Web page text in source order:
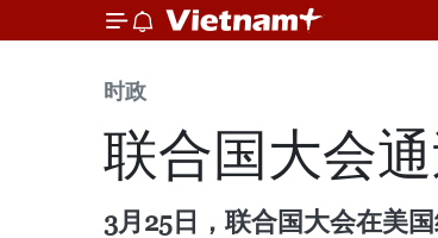
时政
联合国大会
3月25日，联合国大会在美